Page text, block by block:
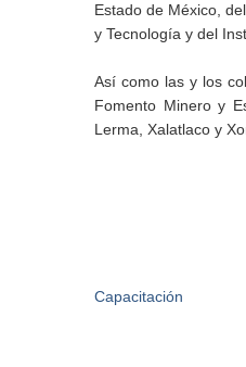
Estado de México,
y Tecnología y del
Así como las y los
Fomento Minero y
Lerma, Xalatlaco y
Capacitación